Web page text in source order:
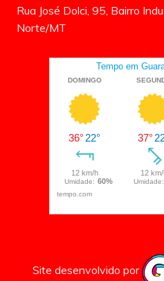
Rua José Dolci, 95, Bairro
Norte/MT
Site desenvolvido por